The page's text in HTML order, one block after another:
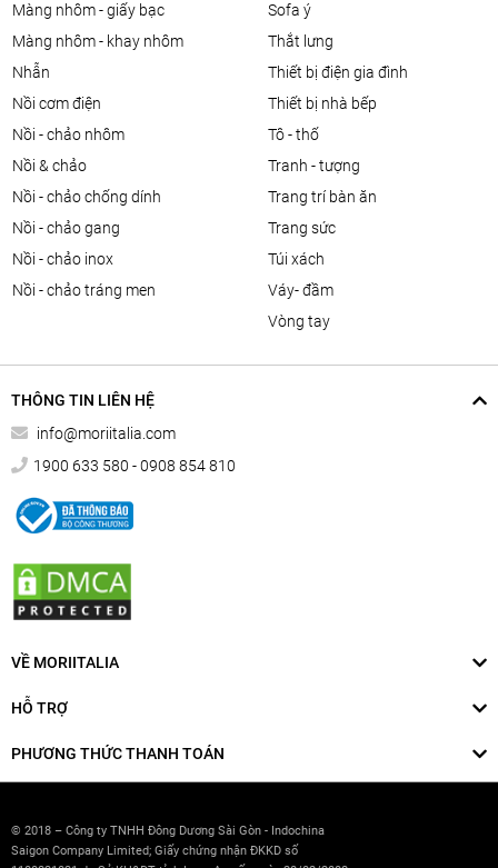
màng nhôm - giấy bạc
màng nhôm - khay nhôm
nhẫn
nồi cơm điện
nồi - chảo nhôm
nồi & chảo
nồi - chảo chống dính
nồi - chảo gang
nồi - chảo inox
nồi - chảo tráng men
sofa ý
thắt lưng
thiết bị điện gia đình
thiết bị nhà bếp
tô - thố
tranh - tượng
trang trí bàn ăn
trang sức
túi xách
váy- đầm
vòng tay
THÔNG TIN LIÊN HỆ
info@moriitalia.com
1900 633 580 - 0908 854 810
VỀ MORIITALIA
HỖ TRỢ
PHƯƠNG THỨC THANH TOÁN
© 2018 – Công ty TNHH Đông Dương Sài Gòn - Indochina
Saigon Company Limited; Giấy chứng nhận ĐKKD số